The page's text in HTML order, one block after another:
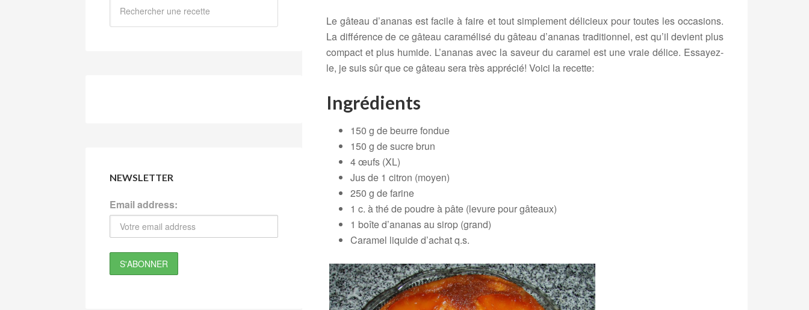
Le gâteau d’ananas est facile à faire et tout simplement délicieux pour toutes les occasions.
La différence de ce gâteau caramélisé du gâteau d’ananas traditionnel, est qu’il devient plus
compact et plus humide. L’ananas avec la saveur du caramel est une vraie délice. Essayez-
le, je suis sûr que ce gâteau sera très apprécié! Voici la recette:
Ingrédients
150 g de beurre fondue
150 g de sucre brun
4 œufs (XL)
Jus de 1 citron (moyen)
250 g de farine
1 c. à thé de poudre à pâte (levure pour gâteaux)
1 boîte d’ananas au sirop (grand)
Caramel liquide d’achat q.s.
NEWSLETTER
Email address: